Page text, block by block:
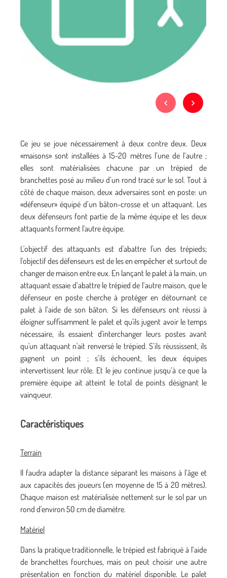
Ce jeu se joue nécessairement à deux contre deux. Deux
«maisons» sont installées à 15-20 mètres l’une de l’autre ;
elles sont matérialisées chacune par un trépied de
branchettes posé au milieu d’un rond tracé sur le sol. Tout à
côté de chaque maison, deux adversaires sont en poste: un
«défenseur» équipé d’un bâton-crosse et un attaquant. Les
deux défenseurs font partie de la même équipe et les deux
attaquants forment l'autre équipe.
L'objectif des attaquants est d'abattre l'un des trépieds;
l'objectif des défenseurs est de les en empêcher et surtout de
changer de maison entre eux. En lançant le palet à la main, un
attaquant essaie d’abattre le trépied de l’autre maison, que le
défenseur en poste cherche à protéger en détournant ce
palet à l’aide de son bâton. Si les défenseurs ont réussi à
éloigner suffisamment le palet et qu'ils jugent avoir le temps
nécessaire, ils essaient d'interchanger leurs postes avant
qu'un attaquant n'ait renversé le trépied. S’ils réussissent, ils
gagnent un point ; s’ils échouent, les deux équipes
intervertissent leur rôle. Et le jeu continue jusqu’à ce que la
première équipe ait atteint le total de points désignant le
vainqueur.
Caractéristiques
Terrain
Il faudra adapter la distance séparant les maisons à l’âge et
aux capacités des joueurs (en moyenne de 15 à 20 mètres).
Chaque maison est matérialisée nettement sur le sol par un
rond d'environ 50 cm de diamètre.
Matériel
Dans la pratique traditionnelle, le trépied est fabriqué à l’aide
de branchettes fourchues, mais on peut choisir une autre
présentation en fonction du matériel disponible. Le palet